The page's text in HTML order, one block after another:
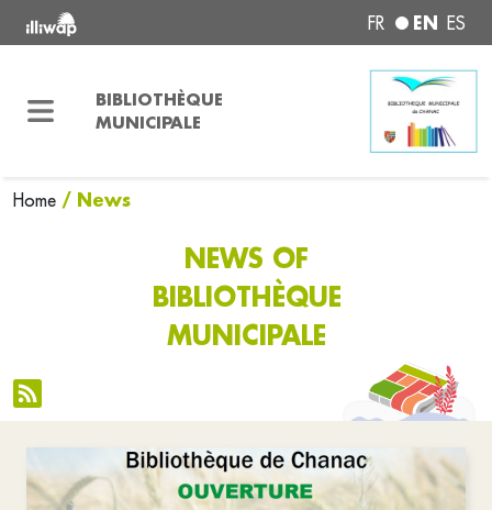
FR EN ES
BIBLIOTHÈQUE
MUNICIPALE
Home / News
NEWS OF
BIBLIOTHÈQUE
MUNICIPALE